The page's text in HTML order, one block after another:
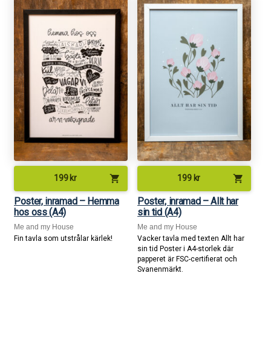
199 kr shopping_cart
Poster, inramad – Hemma
hos oss (A4)
Me and my House
Fin tavla som utstrålar kärlek!
199 kr shopping_cart
Poster, inramad – Allt har
sin tid (A4)
Me and my House
Vacker tavla med texten Allt har
sin tid Poster i A4-storlek där
papperet är FSC-certifierat och
Svanenmärkt.